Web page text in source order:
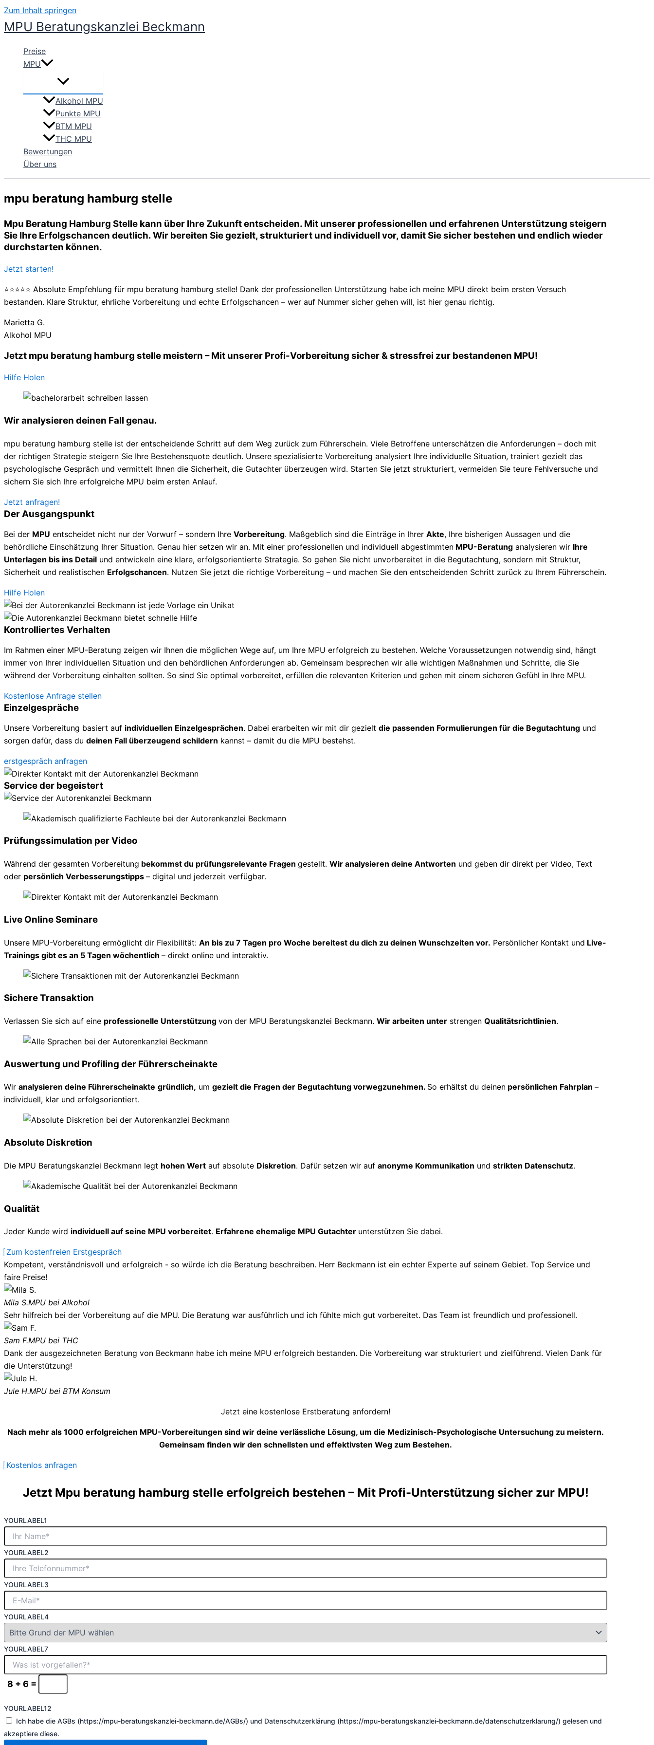
Zum Inhalt springen
MPU Beratungskanzlei Beckmann
Preise
MPU
Alkohol MPU
Punkte MPU
BTM MPU
THC MPU
Bewertungen
Über uns
mpu beratung hamburg stelle
Mpu Beratung Hamburg Stelle kann über Ihre Zukunft entscheiden. Mit unserer professionellen und erfahrenen Unterstützung steigern
Sie Ihre Erfolgschancen deutlich. Wir bereiten Sie gezielt, strukturiert und individuell vor, damit Sie sicher bestehen und endlich wieder
durchstarten können.
Jetzt starten!
⭐⭐⭐⭐⭐ Absolute Empfehlung für mpu beratung hamburg stelle! Dank der professionellen Unterstützung habe ich meine MPU direkt beim ersten Versuch
bestanden. Klare Struktur, ehrliche Vorbereitung und echte Erfolgschancen – wer auf Nummer sicher gehen will, ist hier genau richtig.
Marietta G.
Alkohol MPU
Jetzt mpu beratung hamburg stelle meistern – Mit unserer Profi-Vorbereitung sicher & stressfrei zur bestandenen MPU!
Hilfe Holen
Wir analysieren deinen Fall genau.
mpu beratung hamburg stelle ist der entscheidende Schritt auf dem Weg zurück zum Führerschein. Viele Betroffene unterschätzen die Anforderungen – doch mit
der richtigen Strategie steigern Sie Ihre Bestehensquote deutlich. Unsere spezialisierte Vorbereitung analysiert Ihre individuelle Situation, trainiert gezielt das
psychologische Gespräch und vermittelt Ihnen die Sicherheit, die Gutachter überzeugen wird. Starten Sie jetzt strukturiert, vermeiden Sie teure Fehlversuche und
sichern Sie sich Ihre erfolgreiche MPU beim ersten Anlauf.
Jetzt anfragen!
Der Ausgangspunkt
Bei der MPU entscheidet nicht nur der Vorwurf – sondern Ihre Vorbereitung. Maßgeblich sind die Einträge in Ihrer Akte, Ihre bisherigen Aussagen und die
behördliche Einschätzung Ihrer Situation. Genau hier setzen wir an. Mit einer professionellen und individuell abgestimmten MPU-Beratung analysieren wir Ihre
Unterlagen bis ins Detail und entwickeln eine klare, erfolgsorientierte Strategie. So gehen Sie nicht unvorbereitet in die Begutachtung, sondern mit Struktur,
Sicherheit und realistischen Erfolgschancen. Nutzen Sie jetzt die richtige Vorbereitung – und machen Sie den entscheidenden Schritt zurück zu Ihrem Führerschein.
Hilfe Holen
Kontrolliertes Verhalten
Im Rahmen einer MPU-Beratung zeigen wir Ihnen die möglichen Wege auf, um Ihre MPU erfolgreich zu bestehen. Welche Voraussetzungen notwendig sind, hängt
immer von Ihrer individuellen Situation und den behördlichen Anforderungen ab. Gemeinsam besprechen wir alle wichtigen Maßnahmen und Schritte, die Sie
während der Vorbereitung einhalten sollten. So sind Sie optimal vorbereitet, erfüllen die relevanten Kriterien und gehen mit einem sicheren Gefühl in Ihre MPU.
Kostenlose Anfrage stellen
Einzelgespräche
Unsere Vorbereitung basiert auf individuellen Einzelgesprächen. Dabei erarbeiten wir mit dir gezielt die passenden Formulierungen für die Begutachtung und
sorgen dafür, dass du deinen Fall überzeugend schildern kannst – damit du die MPU bestehst.
erstgespräch anfragen
Service der begeistert
Prüfungssimulation per Video
Während der gesamten Vorbereitung bekommst du prüfungsrelevante Fragen gestellt. Wir analysieren deine Antworten und geben dir direkt per Video, Text
oder persönlich Verbesserungstipps – digital und jederzeit verfügbar.
Live Online Seminare
Unsere MPU-Vorbereitung ermöglicht dir Flexibilität: An bis zu 7 Tagen pro Woche bereitest du dich zu deinen Wunschzeiten vor. Persönlicher Kontakt und Live-
Trainings gibt es an 5 Tagen wöchentlich – direkt online und interaktiv.
Sichere Transaktion
Verlassen Sie sich auf eine professionelle Unterstützung von der MPU Beratungskanzlei Beckmann. Wir arbeiten unter strengen Qualitätsrichtlinien.
Auswertung und Profiling der Führerscheinakte
Wir analysieren deine Führerscheinakte gründlich, um gezielt die Fragen der Begutachtung vorwegzunehmen. So erhältst du deinen persönlichen Fahrplan –
individuell, klar und erfolgsorientiert.
Absolute Diskretion
Die MPU Beratungskanzlei Beckmann legt hohen Wert auf absolute Diskretion. Dafür setzen wir auf anonyme Kommunikation und strikten Datenschutz.
Qualität
Jeder Kunde wird individuell auf seine MPU vorbereitet. Erfahrene ehemalige MPU Gutachter unterstützen Sie dabei.
Zum kostenfreien Erstgespräch
Kompetent, verständnisvoll und erfolgreich - so würde ich die Beratung beschreiben. Herr Beckmann ist ein echter Experte auf seinem Gebiet. Top Service und
faire Preise!
Mila S.MPU bei Alkohol
Sehr hilfreich bei der Vorbereitung auf die MPU. Die Beratung war ausführlich und ich fühlte mich gut vorbereitet. Das Team ist freundlich und professionell.
Sam F.MPU bei THC
Dank der ausgezeichneten Beratung von Beckmann habe ich meine MPU erfolgreich bestanden. Die Vorbereitung war strukturiert und zielführend. Vielen Dank für
die Unterstützung!
Jule H.MPU bei BTM Konsum
Jetzt eine kostenlose Erstberatung anfordern!
Nach mehr als 1000 erfolgreichen MPU-Vorbereitungen sind wir deine verlässliche Lösung, um die Medizinisch-Psychologische Untersuchung zu meistern.
Gemeinsam finden wir den schnellsten und effektivsten Weg zum Bestehen.
Kostenlos anfragen
Jetzt Mpu beratung hamburg stelle erfolgreich bestehen – Mit Profi-Unterstützung sicher zur MPU!
YOURLABEL1
YOURLABEL2
YOURLABEL3
YOURLABEL4
YOURLABEL7
8 + 6 =
YOURLABEL12
Ich habe die AGBs (https://mpu-beratungskanzlei-beckmann.de/AGBs/) und Datenschutzerklärung (https://mpu-beratungskanzlei-beckmann.de/datenschutzerklarung/) gelesen und
akzeptiere diese.